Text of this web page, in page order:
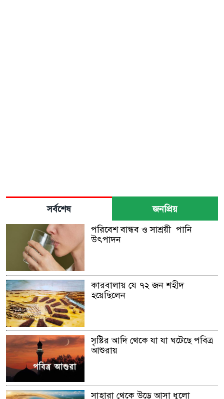
সর্বশেষ
জনপ্রিয়
পরিবেশ বান্ধব ও সাশ্রয়ী পানি
উৎপাদন
কারবালায় যে ৭২ জন শহীদ
হয়েছিলেন
সৃষ্টির আদি থেকে যা যা ঘটেছে পবিত্র
আশুরায়
সাহারা থেকে উড়ে আসা ধুলো